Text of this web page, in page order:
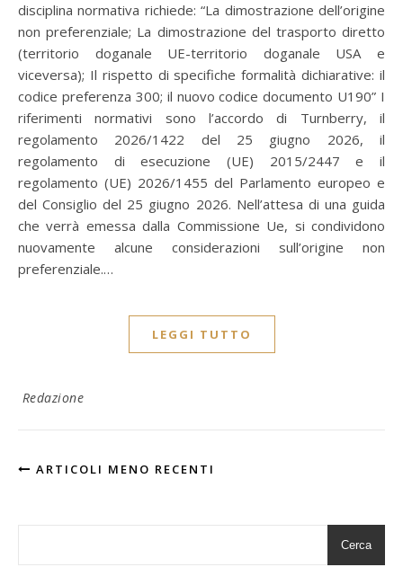
disciplina normativa richiede: “La dimostrazione dell’origine
non preferenziale; La dimostrazione del trasporto diretto
(territorio doganale UE-territorio doganale USA e
viceversa); Il rispetto di specifiche formalità dichiarative: il
codice preferenza 300; il nuovo codice documento U190” I
riferimenti normativi sono l’accordo di Turnberry, il
regolamento 2026/1422 del 25 giugno 2026, il
regolamento di esecuzione (UE) 2015/2447 e il
regolamento (UE) 2026/1455 del Parlamento europeo e
del Consiglio del 25 giugno 2026. Nell’attesa di una guida
che verrà emessa dalla Commissione Ue, si condividono
nuovamente alcune considerazioni sull’origine non
preferenziale.…
LEGGI TUTTO
Redazione
ARTICOLI MENO RECENTI
Cerca